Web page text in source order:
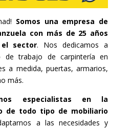
Somos una empresa de
con más de 25 años
sector. Nos dedicamos a
de trabajo de carpintería en
a medida, puertas, armarios,
más.
especialistas en la
de todo tipo de mobiliario
a las necesidades y